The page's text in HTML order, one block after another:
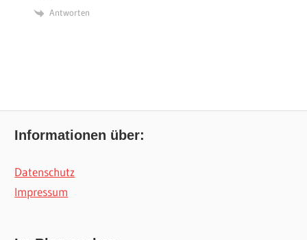
Antworten
Informationen über:
Datenschutz
Impressum